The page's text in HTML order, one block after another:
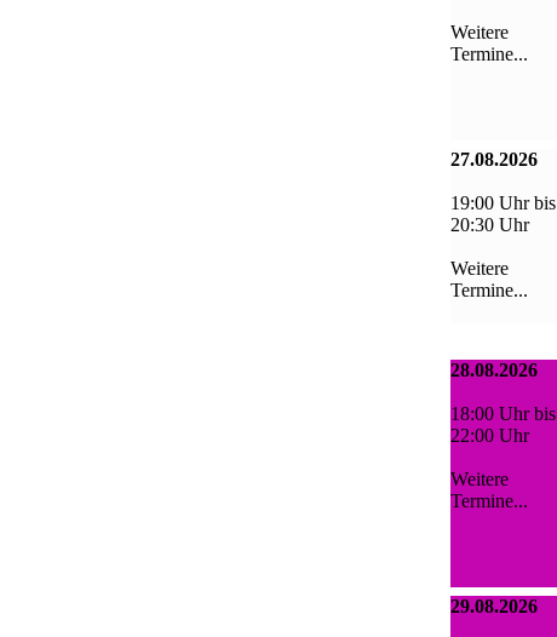
Weitere
Termine...
27.08.2026
19:00 Uhr bis
20:30 Uhr
Weitere
Termine...
28.08.2026
18:00 Uhr bis
22:00 Uhr
Weitere
Termine...
29.08.2026